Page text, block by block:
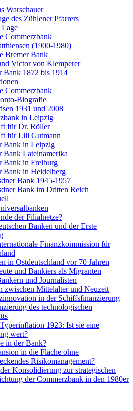
Warschauer
des Zühlener Pfarrers
Lage
Commerzbank
(1900-1980)
Bremer Bank
Victor von Klemperer
Bank 1872 bis 1914
Commerzbank
Biografie
1931 und 2008
in Leipzig
für Dr. Röller
für Lili Gutmann
Bank in Leipzig
Bank Lateinamerika
Bank in Freiburg
Bank in Heidelberg
Bank 1945-1957
Bank im Dritten Reich
der Filialnetze?
Banken und der Erste
Finanzkommission für
in Ostdeutschland vor 70 Jahren
und Bankiers als Migranten
und Journalisten
zwischen Mittelalter und Neuzeit
in der Schiffsfinanzierung
des technologischen
1923: Ist sie eine
wert?
in der Bank?
in die Fläche ohne
Risikomanagement?
Konsolidierung zur strategischen
der Commerzbank in den 1980er